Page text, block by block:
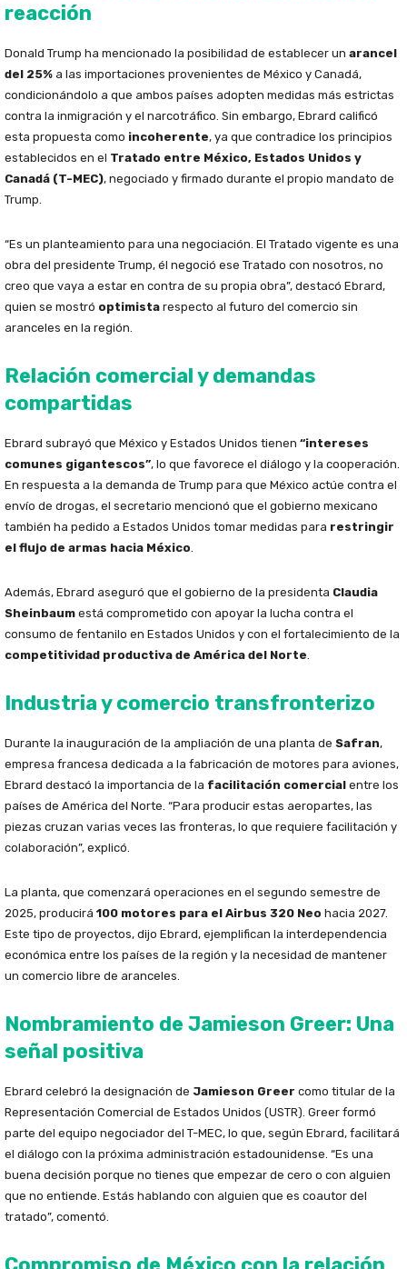
reacción
Donald Trump ha mencionado la posibilidad de establecer un arancel
del 25% a las importaciones provenientes de México y Canadá,
condicionándolo a que ambos países adopten medidas más estrictas
contra la inmigración y el narcotráfico. Sin embargo, Ebrard calificó
esta propuesta como incoherente, ya que contradice los principios
establecidos en el Tratado entre México, Estados Unidos y
Canadá (T-MEC), negociado y firmado durante el propio mandato de
Trump.
“Es un planteamiento para una negociación. El Tratado vigente es una
obra del presidente Trump, él negoció ese Tratado con nosotros, no
creo que vaya a estar en contra de su propia obra”, destacó Ebrard,
quien se mostró optimista respecto al futuro del comercio sin
aranceles en la región.
Relación comercial y demandas
compartidas
Ebrard subrayó que México y Estados Unidos tienen “intereses
comunes gigantescos”, lo que favorece el diálogo y la cooperación.
En respuesta a la demanda de Trump para que México actúe contra el
envío de drogas, el secretario mencionó que el gobierno mexicano
también ha pedido a Estados Unidos tomar medidas para restringir
el flujo de armas hacia México.
Además, Ebrard aseguró que el gobierno de la presidenta Claudia
Sheinbaum está comprometido con apoyar la lucha contra el
consumo de fentanilo en Estados Unidos y con el fortalecimiento de la
competitividad productiva de América del Norte.
Industria y comercio transfronterizo
Durante la inauguración de la ampliación de una planta de Safran,
empresa francesa dedicada a la fabricación de motores para aviones,
Ebrard destacó la importancia de la facilitación comercial entre los
países de América del Norte. “Para producir estas aeropartes, las
piezas cruzan varias veces las fronteras, lo que requiere facilitación y
colaboración”, explicó.
La planta, que comenzará operaciones en el segundo semestre de
2025, producirá 100 motores para el Airbus 320 Neo hacia 2027.
Este tipo de proyectos, dijo Ebrard, ejemplifican la interdependencia
económica entre los países de la región y la necesidad de mantener
un comercio libre de aranceles.
Nombramiento de Jamieson Greer: Una
señal positiva
Ebrard celebró la designación de Jamieson Greer como titular de la
Representación Comercial de Estados Unidos (USTR). Greer formó
parte del equipo negociador del T-MEC, lo que, según Ebrard, facilitará
el diálogo con la próxima administración estadounidense. “Es una
buena decisión porque no tienes que empezar de cero o con alguien
que no entiende. Estás hablando con alguien que es coautor del
tratado”, comentó.